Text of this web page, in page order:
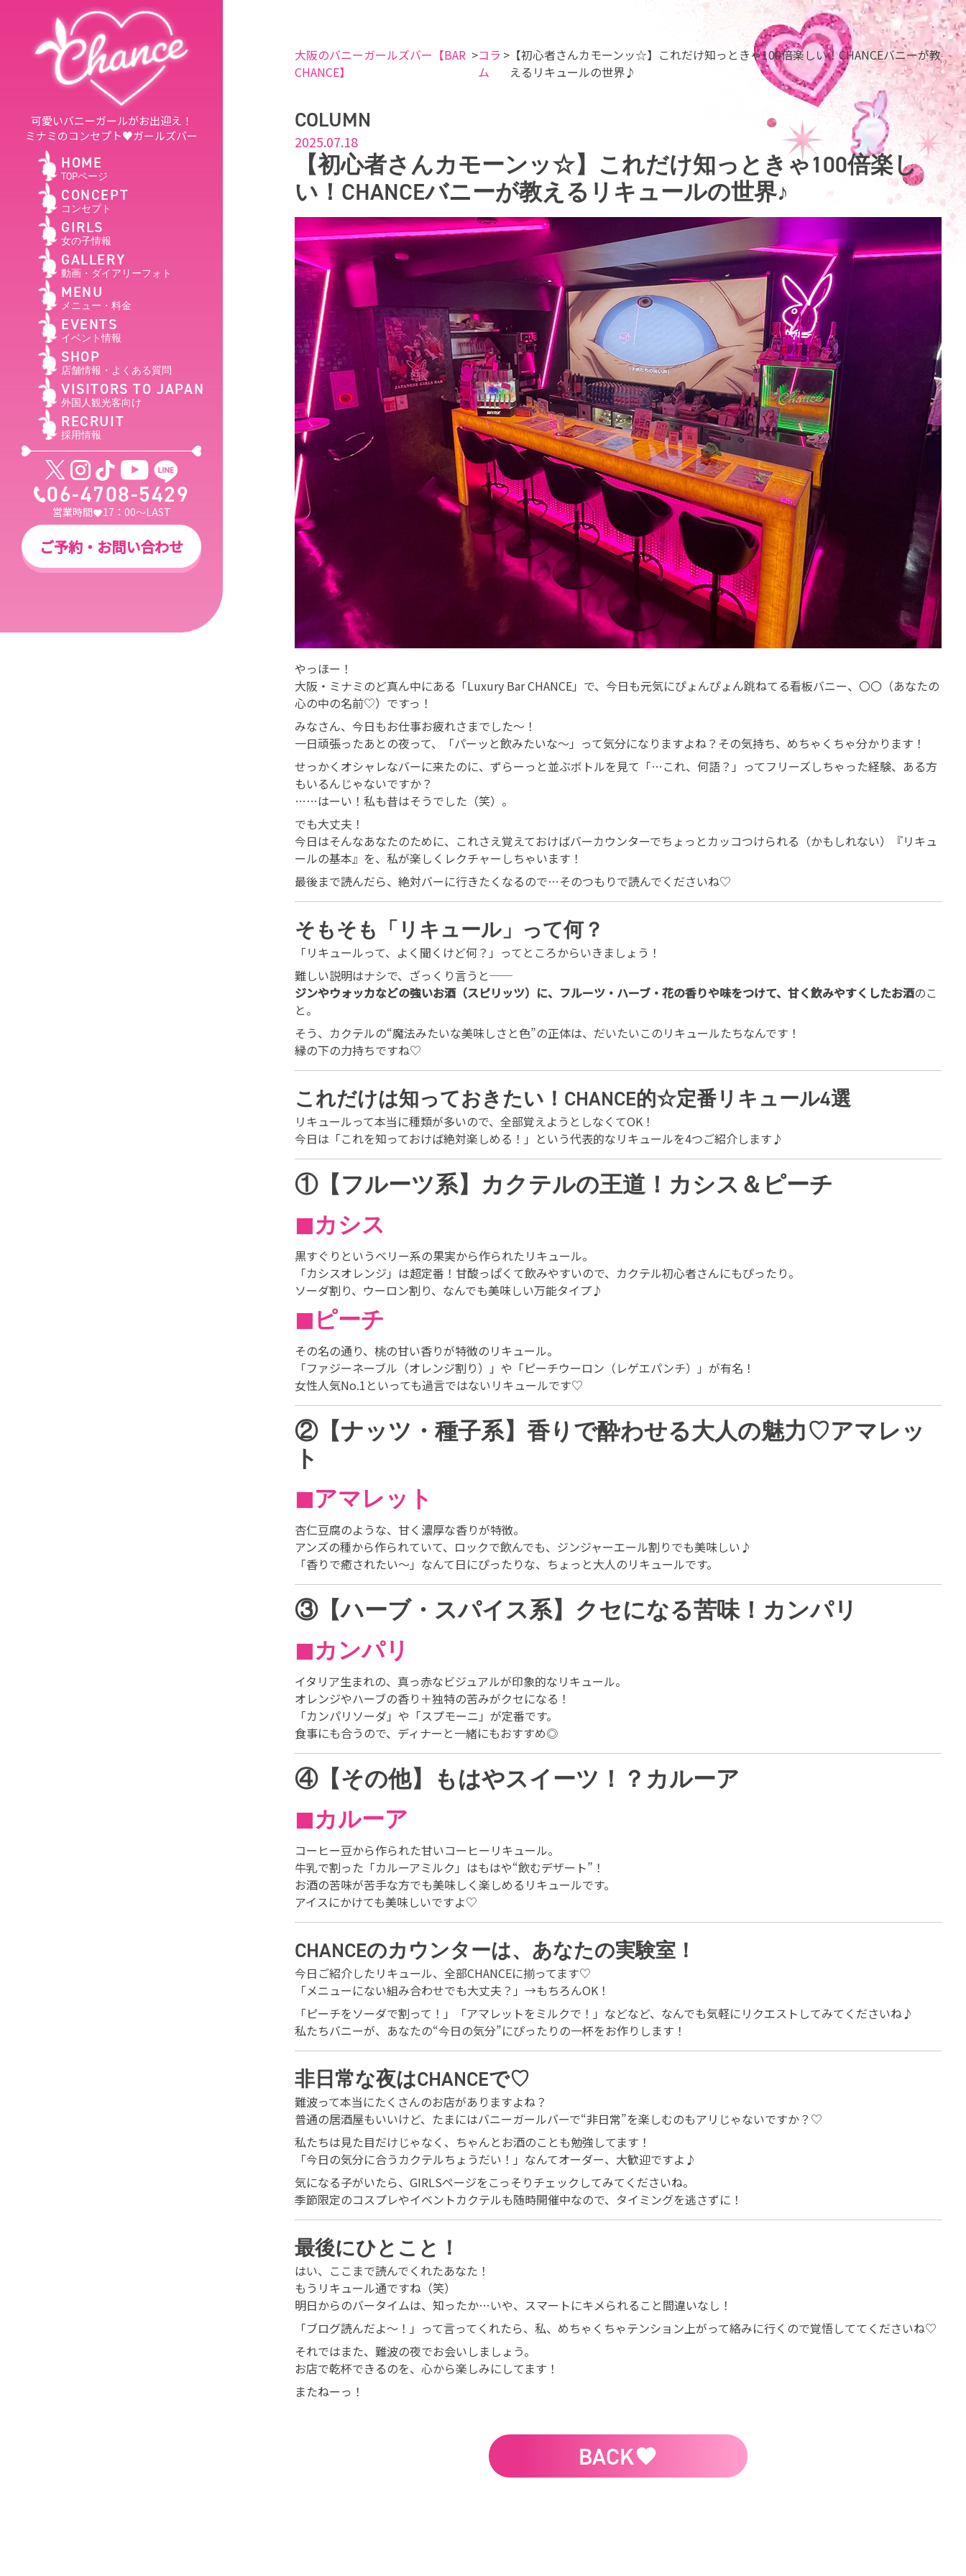
可愛いバニーガールがお出迎え！
ミナミのコンセプト♥ガールズバー
HOME
TOPページ
CONCEPT
コンセプト
GIRLS
女の子情報
GALLERY
動画・ダイアリーフォト
MENU
メニュー・料金
EVENTS
イベント情報
SHOP
店舗情報・よくある質問
VISITORS TO JAPAN
外国人観光客向け
RECRUIT
採用情報
06-4708-5429
営業時間 17：00～LAST
ご予約・お問い合わせ
大阪のバニーガールズバー【BAR
CHANCE】
コラ
ム
【初心者さんカモーンッ☆】これだけ知っときゃ100倍楽しい！CHANCEバニーが教
えるリキュールの世界♪
COLUMN
2025.07.18
【初心者さんカモーンッ☆】これだけ知っときゃ100倍楽し
い！CHANCEバニーが教えるリキュールの世界♪
やっほー！
大阪・ミナミのど真ん中にある「Luxury Bar CHANCE」で、今日も元気にぴょんぴょん跳ねてる看板バニー、〇〇（あなたの
心の中の名前♡）ですっ！
みなさん、今日もお仕事お疲れさまでした〜！
一日頑張ったあとの夜って、「パーッと飲みたいな〜」って気分になりますよね？その気持ち、めちゃくちゃ分かります！
せっかくオシャレなバーに来たのに、ずらーっと並ぶボトルを見て「…これ、何語？」ってフリーズしちゃった経験、ある方
もいるんじゃないですか？
……はーい！私も昔はそうでした（笑）。
でも大丈夫！
今日はそんなあなたのために、これさえ覚えておけばバーカウンターでちょっとカッコつけられる（かもしれない）『リキュ
ールの基本』を、私が楽しくレクチャーしちゃいます！
最後まで読んだら、絶対バーに行きたくなるので…そのつもりで読んでくださいね♡
そもそも「リキュール」って何？
「リキュールって、よく聞くけど何？」ってところからいきましょう！
難しい説明はナシで、ざっくり言うと──
ジンやウォッカなどの強いお酒（スピリッツ）に、フルーツ・ハーブ・花の香りや味をつけて、甘く飲みやすくしたお酒のこ
と。
そう、カクテルの“魔法みたいな美味しさと色”の正体は、だいたいこのリキュールたちなんです！
縁の下の力持ちですね♡
これだけは知っておきたい！CHANCE的☆定番リキュール4選
リキュールって本当に種類が多いので、全部覚えようとしなくてOK！
今日は「これを知っておけば絶対楽しめる！」という代表的なリキュールを4つご紹介します♪
①【フルーツ系】カクテルの王道！カシス＆ピーチ
◼︎カシス
黒すぐりというベリー系の果実から作られたリキュール。
「カシスオレンジ」は超定番！甘酸っぱくて飲みやすいので、カクテル初心者さんにもぴったり。
ソーダ割り、ウーロン割り、なんでも美味しい万能タイプ♪
◼︎ピーチ
その名の通り、桃の甘い香りが特徴のリキュール。
「ファジーネーブル（オレンジ割り）」や「ピーチウーロン（レゲエパンチ）」が有名！
女性人気No.1といっても過言ではないリキュールです♡
②【ナッツ・種子系】香りで酔わせる大人の魅力♡アマレッ
ト
◼︎アマレット
杏仁豆腐のような、甘く濃厚な香りが特徴。
アンズの種から作られていて、ロックで飲んでも、ジンジャーエール割りでも美味しい♪
「香りで癒されたい〜」なんて日にぴったりな、ちょっと大人のリキュールです。
③【ハーブ・スパイス系】クセになる苦味！カンパリ
◼︎カンパリ
イタリア生まれの、真っ赤なビジュアルが印象的なリキュール。
オレンジやハーブの香り＋独特の苦みがクセになる！
「カンパリソーダ」や「スプモーニ」が定番です。
食事にも合うので、ディナーと一緒にもおすすめ◎
④【その他】もはやスイーツ！？カルーア
◼︎カルーア
コーヒー豆から作られた甘いコーヒーリキュール。
牛乳で割った「カルーアミルク」はもはや“飲むデザート”！
お酒の苦味が苦手な方でも美味しく楽しめるリキュールです。
アイスにかけても美味しいですよ♡
CHANCEのカウンターは、あなたの実験室！
今日ご紹介したリキュール、全部CHANCEに揃ってます♡
「メニューにない組み合わせでも大丈夫？」→もちろんOK！
「ピーチをソーダで割って！」「アマレットをミルクで！」などなど、なんでも気軽にリクエストしてみてくださいね♪
私たちバニーが、あなたの“今日の気分”にぴったりの一杯をお作りします！
非日常な夜はCHANCEで♡
難波って本当にたくさんのお店がありますよね？
普通の居酒屋もいいけど、たまにはバニーガールバーで“非日常”を楽しむのもアリじゃないですか？♡
私たちは見た目だけじゃなく、ちゃんとお酒のことも勉強してます！
「今日の気分に合うカクテルちょうだい！」なんてオーダー、大歓迎ですよ♪
気になる子がいたら、GIRLSページをこっそりチェックしてみてくださいね。
季節限定のコスプレやイベントカクテルも随時開催中なので、タイミングを逃さずに！
最後にひとこと！
はい、ここまで読んでくれたあなた！
もうリキュール通ですね（笑）
明日からのバータイムは、知ったか…いや、スマートにキメられること間違いなし！
「ブログ読んだよ〜！」って言ってくれたら、私、めちゃくちゃテンション上がって絡みに行くので覚悟しててくださいね♡
それではまた、難波の夜でお会いしましょう。
お店で乾杯できるのを、心から楽しみにしてます！
またねーっ！
BACK